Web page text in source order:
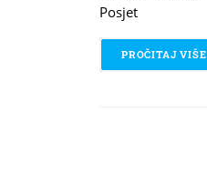
Posjet
PROČITAJ VIŠE